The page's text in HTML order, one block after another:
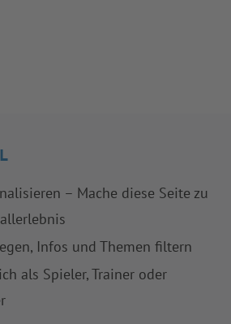
– Mache diese Seite zu
Infos und Themen filtern
als Spieler, Trainer oder